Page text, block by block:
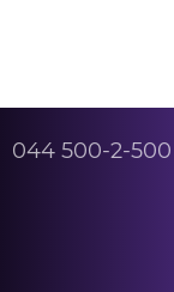
044 500-2-500